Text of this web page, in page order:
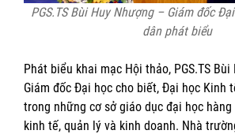
PGS.TS Bùi Huy Nhượng – Giám đốc
dân phát biểu
Phát biểu khai mạc Hội thảo, PGS.TS
Giám đốc Đại học cho biết, Đại học Kinh
trong những cơ sở giáo dục đại học
kinh tế, quản lý và kinh doanh. Nhà